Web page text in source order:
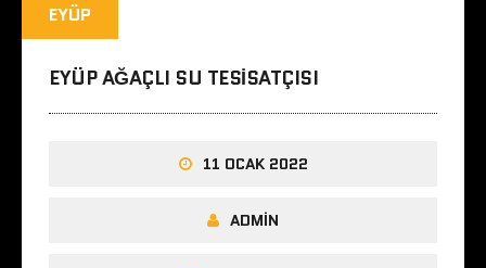
EYÜP
EYÜP AĞAÇLI SU TESISATÇISI
11 OCAK 2022
ADMIN